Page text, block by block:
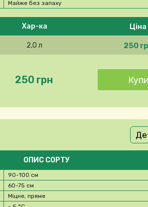
Майже без запаху
Хар-ка Ціна
2,0 л 250
250 грн
ОПИС СОРТУ
90-100 см
60-75 см
Міцне, пряме